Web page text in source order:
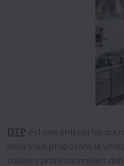
DTP est une entreprise qui
nous vous proposons la
cuisines professionnelles